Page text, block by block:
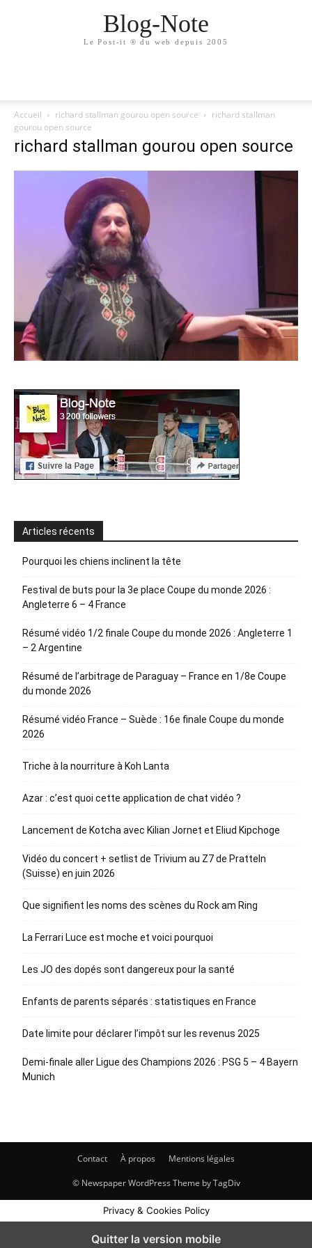
Blog-Note
Le Post-it ® du web depuis 2005
Accueil richard stallman gourou open source
richard stallman
gourou open source
richard stallman gourou open source
Articles récents
Pourquoi les chiens inclinent la tête
Festival de buts pour la 3e place Coupe du monde 2026 :
Angleterre 6 – 4 France
Résumé vidéo 1/2 finale Coupe du monde 2026 : Angleterre 1
– 2 Argentine
Résumé de l’arbitrage de Paraguay – France en 1/8e Coupe
du monde 2026
Résumé vidéo France – Suède : 16e finale Coupe du monde
2026
Triche à la nourriture à Koh Lanta
Azar : c’est quoi cette application de chat vidéo ?
Lancement de Kotcha avec Kilian Jornet et Eliud Kipchoge
Vidéo du concert + setlist de Trivium au Z7 de Pratteln
(Suisse) en juin 2026
Que signifient les noms des scènes du Rock am Ring
La Ferrari Luce est moche et voici pourquoi
Les JO des dopés sont dangereux pour la santé
Enfants de parents séparés : statistiques en France
Date limite pour déclarer l’impôt sur les revenus 2025
Demi-finale aller Ligue des Champions 2026 : PSG 5 – 4 Bayern
Munich
Contact À propos Mentions légales
© Newspaper WordPress Theme by TagDiv
Privacy & Cookies Policy
Quitter la version mobile